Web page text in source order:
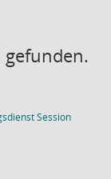
Session(Wird in